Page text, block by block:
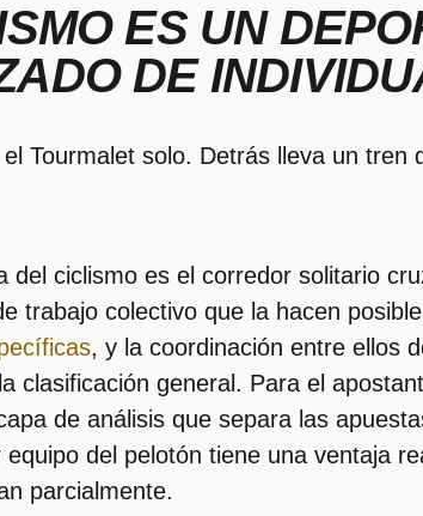
ES UN
DE
Tourmalet solo. Detrás lleva un
del ciclismo es el corredor solitario
trabajo colectivo que la hacen
, y la coordinación entre ellos
clasificación general. Para el
de análisis que separa las
equipo del pelotón tiene una ventaja
parcialmente.